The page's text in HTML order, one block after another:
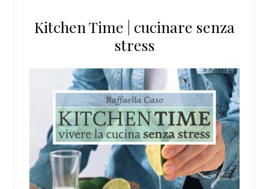
sito
Kitchen Time | cucinare senza
stress